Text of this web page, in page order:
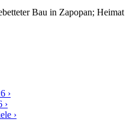
Bau in Zapopan; Heimat
›
›
›